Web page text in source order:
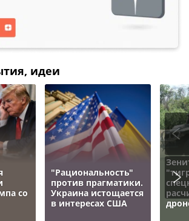
идеи
со
"Рациональность"
против прагматики.
Украина истощается
в интересах США